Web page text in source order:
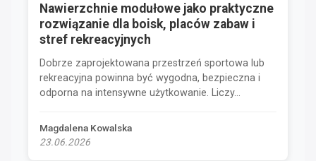
Nawierzchnie modułowe jako praktyczne
rozwiązanie dla boisk, placów zabaw i
stref rekreacyjnych
Dobrze zaprojektowana przestrzeń sportowa lub
rekreacyjna powinna być wygodna, bezpieczna i
odporna na intensywne użytkowanie. Liczy...
Magdalena Kowalska
23.06.2026